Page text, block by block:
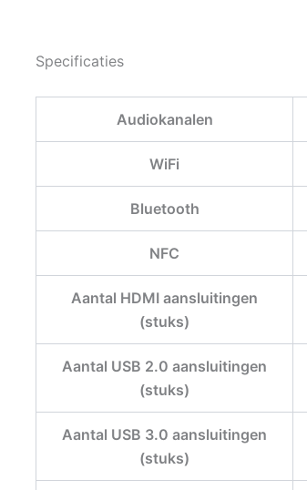
Specificaties
Audiokanalen
WiFi
Bluetooth
NFC
Aantal HDMI aansluitingen
(stuks)
Aantal USB 2.0 aansluitingen
(stuks)
Aantal USB 3.0 aansluitingen
(stuks)